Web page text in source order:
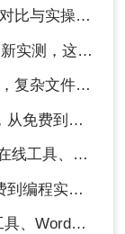
附详细表格）
到专业全搞定！
上专业软件！
业全攻略！
4种方案对比！
实测对比！
源软件对比！！